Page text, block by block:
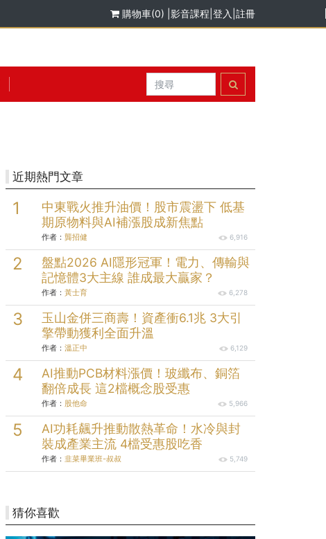
購物車(0) 影音課程 登入 註冊
近期熱門文章
中東戰火推升油價！股市震盪下 低基
期原物料與AI補漲股成新焦點
作者： 龔招健 6,916
盤點2026 AI隱形冠軍！電力、傳輸與
記憶體3大主線 誰成最大贏家？
作者： 黃士育 6,278
玉山金併三商壽！資產衝6.1兆 3大引
擎帶動獲利全面升溫
作者： 溫正中 6,129
AI推動PCB材料漲價！玻纖布、銅箔
翻倍成長 這2檔概念股受惠
作者： 股他命 5,966
AI功耗飆升推動散熱革命！水冷與封
裝成產業主流 4檔受惠股吃香
作者： 韭菜畢業班-叔叔 5,749
猜你喜歡